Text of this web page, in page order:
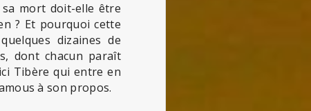
mort doit-elle être
? Et pourquoi cette
dizaines de
dont chacun paraît
Tibère qui entre en
à son propos.